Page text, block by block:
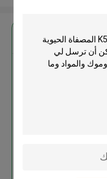
ل
البلاستيك MBBR العائمة K5 المصفاة